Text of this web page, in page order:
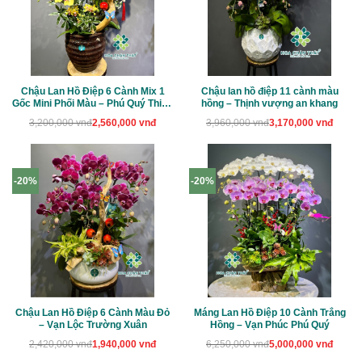
Chậu Lan Hồ Điệp 6 Cành Mix 1
Gốc Mini Phối Màu – Phú Quý Thiên
3,200,000vnđGiá
là:
3,200,000 vnđ.
2,560,000 vnđ
Giá
tại
là:
2,560,000 vnđ.
Chậu lan hồ điệp 11 cành màu
hồng – Thịnh vượng an khang
3,960,000vnđGiá
là:
3,170,000 vnđ
Giá
tại
3,170,000 vnđ.
-20%
Chậu Lan Hồ Điệp 6 Cành Màu Đỏ
– Vạn Lộc Trường Xuân
2,420,000vnđGiá
gốc
1,940,000 vnđ
Giá
hiện
-20%
Máng Lan Hồ Điệp 10 Cành Trắng
Hồng – Vạn Phúc Phú Quý
6,250,000vnđGiá
gốc
5,000,000 vnđ
Giá
hiện